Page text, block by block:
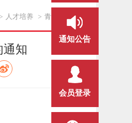
> 人才培养 > 青年人才托举
通知
通知公告
会员登录